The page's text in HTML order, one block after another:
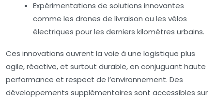
Expérimentations de solutions innovantes
comme les drones de livraison ou les vélos
électriques pour les derniers kilomètres urbains.
Ces innovations ouvrent la voie à une logistique plus
agile, réactive, et surtout durable, en conjuguant haute
performance et respect de l’environnement. Des
développements supplémentaires sont accessibles sur